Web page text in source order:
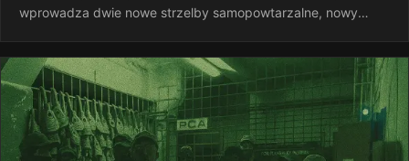
wprowadza dwie nowe strzelby samopowtarzalne, nowy